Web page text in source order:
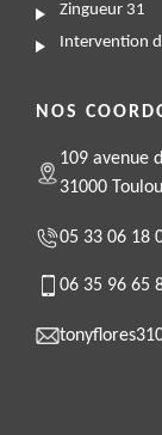
Zingueur 31
Intervention
NOS
109 avenue
31000
05 33 06 18
06 35 96 65